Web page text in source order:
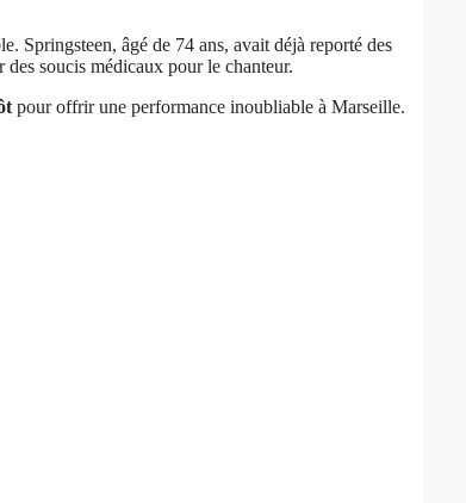
Springsteen, âgé de 74 ans, avait déjà reporté des
des soucis médicaux pour le chanteur.
pour offrir une performance inoubliable à Marseille.